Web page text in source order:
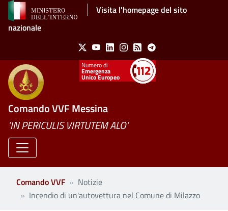
Salta al contenuto principaleVisita l'homepage del sito
nazionale
Social Menu
X YoutubeLinkedinInstagram
Feed Telegram
Emergenza
Unico Europeo
Comando VVF Messina
’IN PERICULIS VIRTUTEM ALO’
Comando VVF
Notizie
Incendio di un'autovettura nel Comune di Milazzo